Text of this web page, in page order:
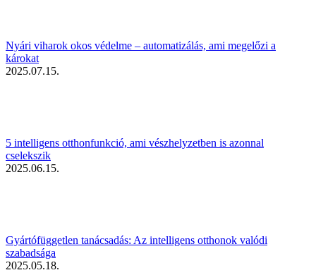
Nyári viharok okos védelme – automatizálás, ami megelőzi a
károkat
2025.07.15.
5 intelligens otthonfunkció, ami vészhelyzetben is azonnal
cselekszik
2025.06.15.
Gyártófüggetlen tanácsadás: Az intelligens otthonok valódi
szabadsága
2025.05.18.